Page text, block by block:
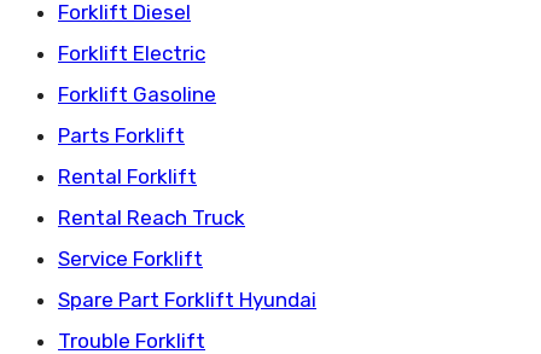
Forklift Diesel
Forklift Electric
Forklift Gasoline
Parts Forklift
Rental Forklift
Rental Reach Truck
Service Forklift
Spare Part Forklift Hyundai
Trouble Forklift